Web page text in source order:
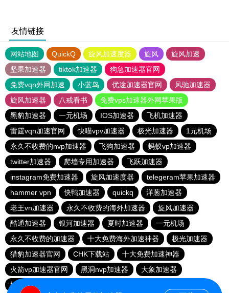
友情链接
网站地图 QuickQ 旋风加速度器 旋风
旋风加速
坚果加速器
tiktok加速器
狗急加速器官网
免费vqn外网加速
小蓝鸟 优途加速器官网
风驰加速器
旋风加速器
八戒看书
免费vps加速器外网苹果版
黑豹加速器
一元机场 IOS加速器
飞机加速器
雷霆vqn加速官网
快喵vpv加速器 极光加速器
1元机场
永久不收费的nvp加速器
飞狗加速器
蚂蚁vp加速器
twitter加速器
爬墙专用加速器
飞跃加速器
instagram免费加速器
旋风加速度器
telegeram苹果加速器
hammer vpn
快鸭加速器 quickq
洋葱加速器
老王vn加速器
永久不收费的海外加速器
旋风加速器
酷通加速器
银河加速器 夏时加速器
一元机场
永久不收费的加速器
十大免费海外加速神器
极光加速器
猎豹加速器官网
CHK下载站
十大免费加速神器
火箭vp加速器官网
黑洞nvp加速器
大象加速器
橘子加速器